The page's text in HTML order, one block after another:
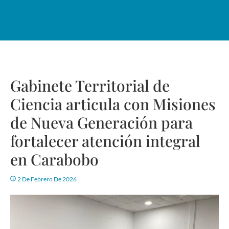
Gabinete Territorial de
Ciencia articula con Misiones
de Nueva Generación para
fortalecer atención integral
en Carabobo
2 De Febrero De 2026